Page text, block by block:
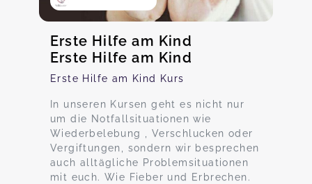
Erste Hilfe am Kind
Erste Hilfe am Kind
Erste Hilfe am Kind Kurs
In unseren Kursen geht es nicht nur
um die Notfallsituationen wie
Wiederbelebung , Verschlucken oder
Vergiftungen, sondern wir besprechen
auch alltägliche Problemsituationen
mit euch. Wie Fieber und Erbrechen.